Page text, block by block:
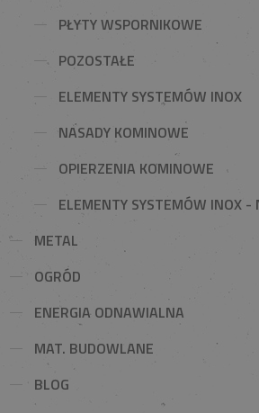
PŁYTY WSPORNIKOWE
POZOSTAŁE
ELEMENTY SYSTEMÓW INOX
NASADY KOMINOWE
OPIERZENIA KOMINOWE
ELEMENTY SYSTEMÓW INOX -
METAL
OGRÓD
ENERGIA ODNAWIALNA
MAT. BUDOWLANE
BLOG